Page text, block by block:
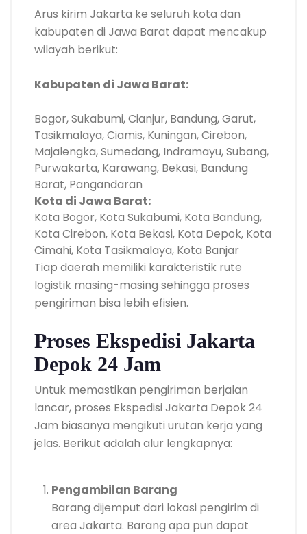
Arus kirim Jakarta ke seluruh kota dan
kabupaten di Jawa Barat dapat mencakup
wilayah berikut:
Kabupaten di Jawa Barat:
Bogor, Sukabumi, Cianjur, Bandung, Garut,
Tasikmalaya, Ciamis, Kuningan, Cirebon,
Majalengka, Sumedang, Indramayu, Subang,
Purwakarta, Karawang, Bekasi, Bandung
Barat, Pangandaran
Kota di Jawa Barat:
Kota Bogor, Kota Sukabumi, Kota Bandung,
Kota Cirebon, Kota Bekasi, Kota Depok, Kota
Cimahi, Kota Tasikmalaya, Kota Banjar
Tiap daerah memiliki karakteristik rute
logistik masing-masing sehingga proses
pengiriman bisa lebih efisien.
Proses Ekspedisi Jakarta
Depok 24 Jam
Untuk memastikan pengiriman berjalan
lancar, proses Ekspedisi Jakarta Depok 24
Jam biasanya mengikuti urutan kerja yang
jelas. Berikut adalah alur lengkapnya:
Pengambilan Barang
Barang dijemput dari lokasi pengirim di
area Jakarta. Barang apa pun dapat